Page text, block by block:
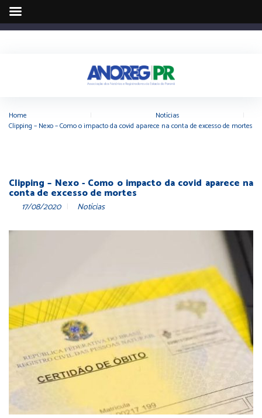
Home Notícias
Clipping – Nexo – Como o impacto da covid aparece na conta de excesso de mortes
Clipping – Nexo - Como o impacto da covid aparece na
conta de excesso de mortes
17/08/2020 Notícias